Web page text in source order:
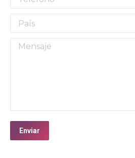
País
Mensaje
Enviar